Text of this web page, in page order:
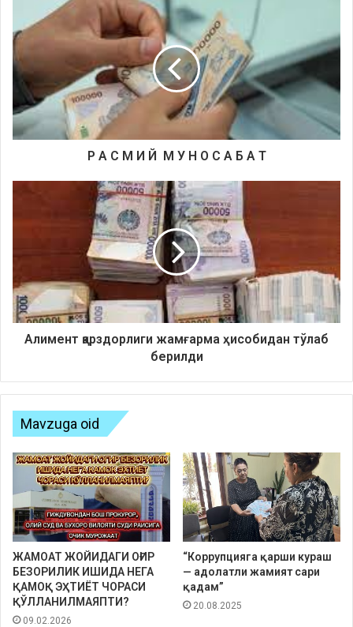
Р А С М И Й М У Н О С А Б А Т
Алимент қарздорлиги жамғарма ҳисобидан тўлаб
берилди
Mavzuga oid
ЖАМОАТ ЖОЙИДАГИ ОҒИР
БЕЗОРИЛИК ИШИДА НЕГА
ҚАМОҚ ЭҲТИЁТ ЧОРАСИ
ҚЎЛЛАНИЛМАЯПТИ?
09.02.2026
“Коррупцияга қарши кураш
— адолатли жамият сари
қадам”
20.08.2025